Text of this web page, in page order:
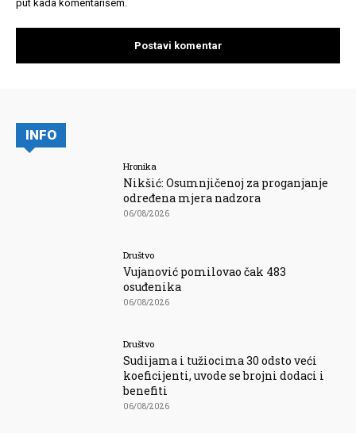
put kada komentarišem.
INFO
Hronika
Nikšić: Osumnjičenoj za proganjanje
određena mjera nadzora
06/08/2026
Društvo
Vujanović pomilovao čak 483
osuđenika
06/08/2026
Društvo
Sudijama i tužiocima 30 odsto veći
koeficijenti, uvode se brojni dodaci i
benefiti
06/08/2026